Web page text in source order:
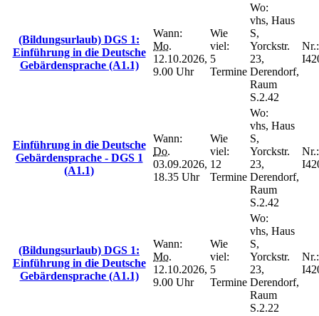
(Bildungsurlaub) DGS 1:
Einführung in die Deutsche
Gebärdensprache (A1.1)
Wann:
Mo.
12.10.2026,
9.00 Uhr
Wie
viel:
5
Termine
Wo:
vhs, Haus
S,
Yorckstr.
23,
Derendorf,
Raum
S.2.42
Nr.:
Einführung in die Deutsche
Gebärdensprache - DGS 1
(A1.1)
Wann:
Do.
03.09.2026,
18.35 Uhr
Wie
viel:
12
Termine
Wo:
vhs, Haus
S,
Yorckstr.
23,
Derendorf,
Raum
S.2.42
Nr.:
(Bildungsurlaub) DGS 1:
Einführung in die Deutsche
Gebärdensprache (A1.1)
Wann:
Mo.
12.10.2026,
9.00 Uhr
Wie
viel:
5
Termine
Wo:
vhs, Haus
S,
Yorckstr.
23,
Derendorf,
Raum
S.2.22
Nr.: